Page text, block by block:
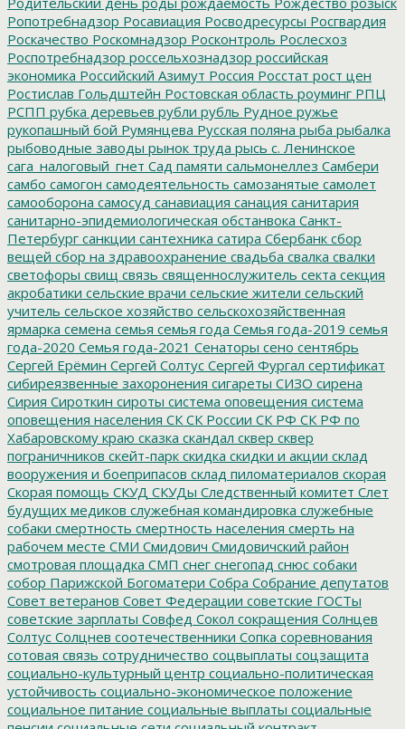
Ропотребнадзор Росавиация Росводресурсы Росгвардия
Роскачество Роскомнадзор Росконтроль Рослесхоз
Роспотребнадзор россельхознадзор российская
экономика Российский Азимут Россия Росстат рост цен
Ростислав Гольдштейн Ростовская область роуминг РПЦ
РСПП рубка деревьев рубли рубль Рудное ружье
рукопашный бой Румянцева Русская поляна рыба рыбалка
рыбоводные заводы рынок труда рысь с. Ленинское
сага_налоговый_гнет Сад памяти сальмонеллез Самбери
самбо самогон самодеятельность самозанятые самолет
самооборона самосуд санавиация санация санитария
санитарно-эпидемиологическая обстанвока Санкт-
Петербург санкции сантехника сатира Сбербанк сбор
вещей сбор на здравоохранение свадьба свалка свалки
светофоры свищ связь священнослужитель секта секция
акробатики сельские врачи сельские жители сельский
учитель сельское хозяйство сельскохозяйственная
ярмарка семена семья семья года Семья года-2019 семья
года-2020 Семья года-2021 Сенаторы сено сентябрь
Сергей Ерёмин Сергей Солтус Сергей Фургал сертификат
сибиреязвенные захоронения сигареты СИЗО сирена
Сирия Сироткин сироты система оповещения система
оповещения населения СК СК России СК РФ СК РФ по
Хабаровскому краю сказка скандал сквер сквер
пограничников скейт-парк скидка скидки и акции склад
вооружения и боеприпасов склад пиломатериалов скорая
Скорая помощь СКУД СКУДы Следственный комитет Слет
будущих медиков служебная командировка служебные
собаки смертность смертность населения смерть на
рабочем месте СМИ Смидович Смидовичский район
смотровая площадка СМП снег снегопад снюс собаки
собор Парижской Богоматери Собра Собрание депутатов
Совет ветеранов Совет Федерации советские ГОСТы
советские зарплаты Совфед Сокол сокращения Солнцев
Солтус Солцнев соотечественники Сопка соревнования
сотовая связь сотрудничество соцвыплаты соцзащита
социально-культурный центр социально-политическая
устойчивость социально-экономическое положение
социальное питание социальные выплаты социальные